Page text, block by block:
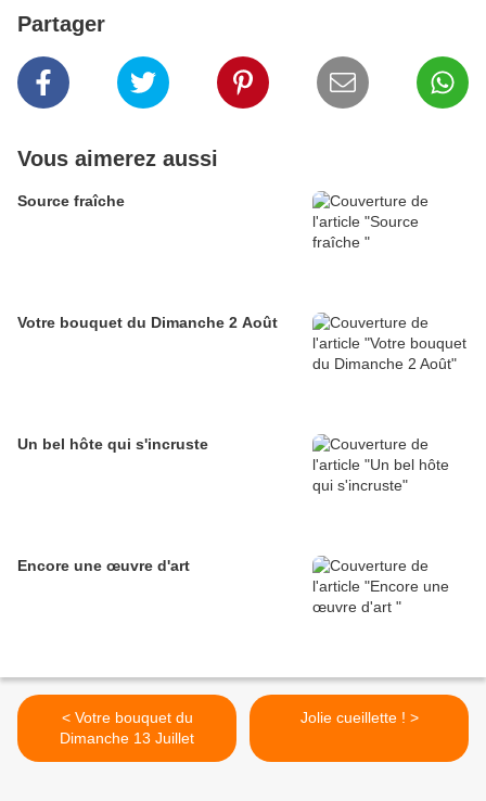
Partager
Vous aimerez aussi
Source fraîche
Votre bouquet du Dimanche 2 Août
Un bel hôte qui s'incruste
Encore une œuvre d'art
< Votre bouquet du
Dimanche 13 Juillet
Jolie cueillette ! >